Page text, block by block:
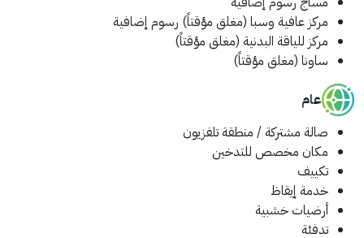
مركز عافية وسبا (مغلق مؤقتاً) رسوم إضافية
مركز للياقة البدنية (مغلق مؤقتاً)
ساونا (مغلق مؤقتاً)
عام
صالة مشتركة / منطقة تلفزيون
مكان مخصص للتدخين
تكييف
خدمة إيقاظ
أرضيات خشبية
تدفئة